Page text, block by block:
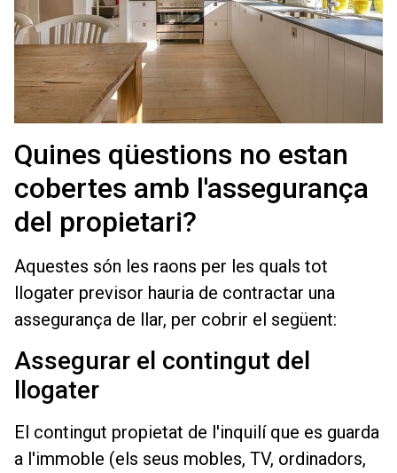
Quines qüestions no estan
cobertes amb l'assegurança
del propietari?
Aquestes són les raons per les quals tot
llogater previsor hauria de contractar una
assegurança de llar, per cobrir el següent:
Assegurar el contingut del
llogater
El contingut propietat de l'inquilí que es guarda
a l'immoble (els seus mobles, TV, ordinadors,